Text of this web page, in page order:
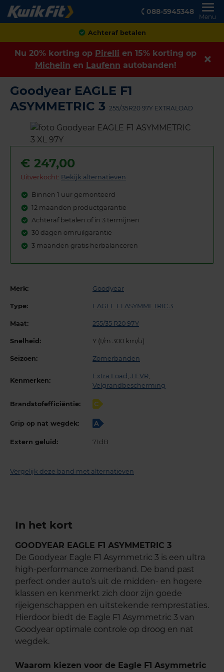
088-5945348
Menu
Klanten geven ons een
Nu 20% korting op Pirelli en 15% korting op
Michelin en Laufenn autobanden!
Goodyear EAGLE F1
ASYMMETRIC 3 255/35R20 97Y EXTRALOAD
€ 247,00
Uitverkocht: Bekijk alternatieven
Binnen 1 uur gemonteerd
12 maanden productgarantie
Achteraf betalen of in 3 termijnen
30 dagen omruilgarantie
3 maanden gratis herbalanceren
Merk: Goodyear
Type: EAGLE F1 ASYMMETRIC 3
Maat: 255/35 R20 97Y
Snelheid: Y (t/m 300 km/u)
Seizoen: Zomerbanden
Kenmerken:
Extra Load , J EVR,
Velgrandbescherming
Brandstofefficiëntie: C
Grip op nat wegdek: A
Extern geluid: 71dB
Vergelijk deze band met alternatieven
In het kort
GOODYEAR EAGLE F1 ASYMMETRIC 3
De Goodyear Eagle F1 Asymmetric 3 is een ultra
high-performance zomerband. De band past
perfect onder auto’s uit de midden- en hogere
klassen en kenmerkt zich door zijn goede
rijeigenschappen en uitstekende remprestaties.
Hierdoor biedt de Eagle F1 Asymmetric 3 van
Goodyear optimale controle op droog en nat
wegdek.
Waarom kiezen voor de Eagle F1 Asymmetric